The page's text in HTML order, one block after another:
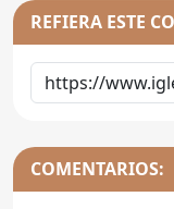
REFIERA ESTE
COMENTARIOS: